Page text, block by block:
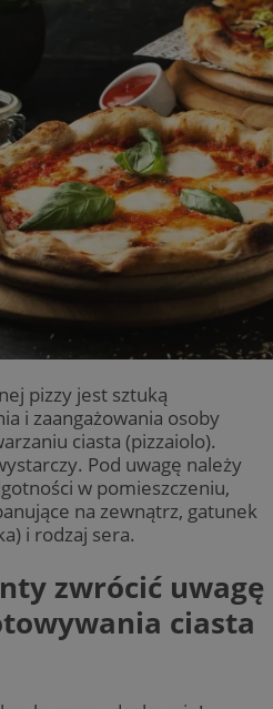
pizzy jest sztuką
i zaangażowania osoby
ciasta (pizzaiolo).
Pod uwagę należy
w pomieszczeniu,
na zewnątrz, gatunek
i rodzaj sera.
zwrócić uwagę
ciasta